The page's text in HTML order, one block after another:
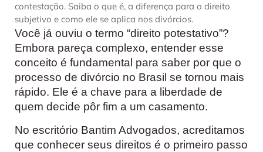
contestação. Saiba o que é, a diferença para o direito
subjetivo e como ele se aplica nos divórcios.
Você já ouviu o termo “direito potestativo”?
Embora pareça complexo, entender esse
conceito é fundamental para saber por que o
processo de divórcio no Brasil se tornou mais
rápido. Ele é a chave para a liberdade de
quem decide pôr fim a um casamento.
No escritório Bantim Advogados, acreditamos
que conhecer seus direitos é o primeiro passo